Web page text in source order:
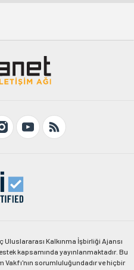
Uluslararası Kalkınma İşbirliği Ajansı
kapsamında yayınlanmaktadır. Bu
Vakfı'nın sorumluluğundadır ve hiçbir